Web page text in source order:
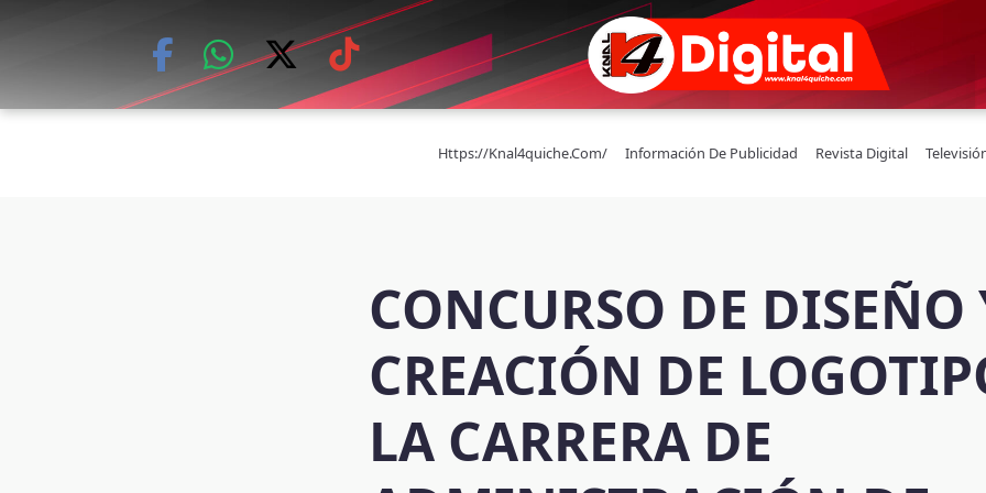
Https://knal4quiche.com/ Información De Publicidad Revista Digital
CONCURSO DE DISEÑO
CREACIÓN DE
LA CARRERA DE